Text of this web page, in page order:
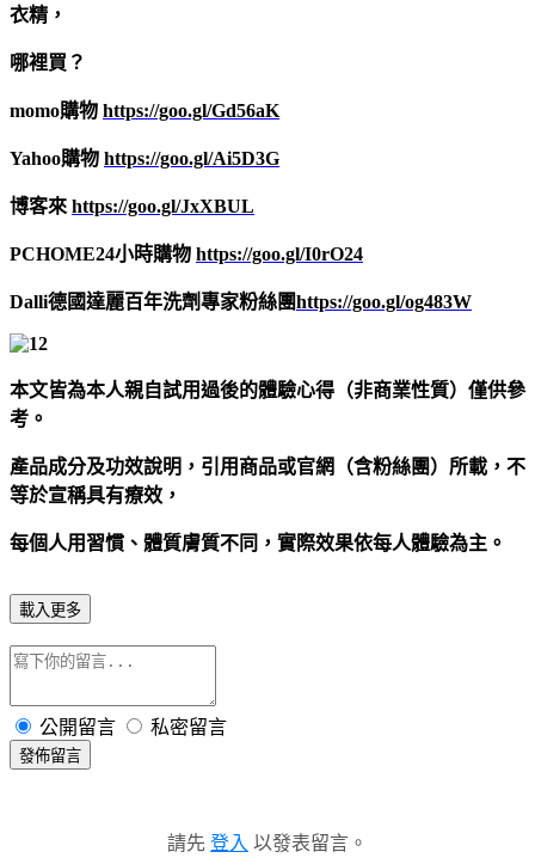
衣精，
哪裡買？
momo購物 https://goo.gl/Gd56aK
Yahoo購物 https://goo.gl/Ai5D3G
博客來 https://goo.gl/JxXBUL
PCHOME24小時購物 https://goo.gl/I0rO24
Dalli德國達麗百年洗劑專家粉絲團https://goo.gl/og483W
本文皆為本人親自試用過後的體驗心得（非商業性質）僅供參
考。
產品成分及功效說明，引用商品或官網（含粉絲團）所載，不
等於宣稱具有療效，
每個人用習慣、體質膚質不同，實際效果依每人體驗為主 。
載入更多
公開留言 私密留言
發佈留言
請先 登入 以發表留言。